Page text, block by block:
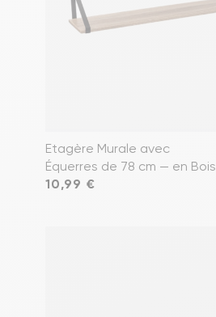
Etagère Murale avec
Équerres de 78 cm — en Bois
Prix
10,99 €